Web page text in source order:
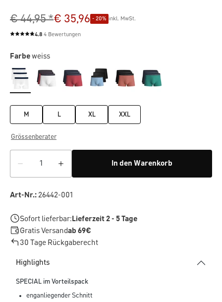
€ 44,95 *€ 35,96 - 20% inkl. MwSt.
Durchschnittliche Bewertung von 4.8 von 5 Sternen
4.8 4 Bewertungen
Farbeweiss
M L XL XXL
Grössenberater
In den Warenkorb
Art-Nr.:26442-001
Sofort lieferbar:Lieferzeit 2 - 5 Tage
Gratis Versandab 69€
30 Tage Rückgaberecht
Highlights
SPECIAL im Vorteilspack
enganliegender Schnitt